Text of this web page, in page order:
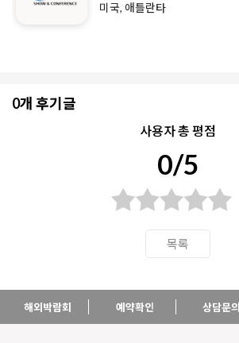
미국, 애틀란타
0개 후기글
사용자 총 평점
0/5
목록
해외박람회 예약확인 상담문의